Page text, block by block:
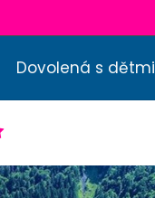
Dovolená s dětmi